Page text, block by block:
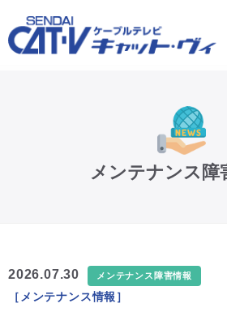
メンテナンス障
2026.07.30 メンテナンス障害情報
［メンテナンス情報］
仙台CATV キャット・ヴィってなに?
ケーブルプラス電話